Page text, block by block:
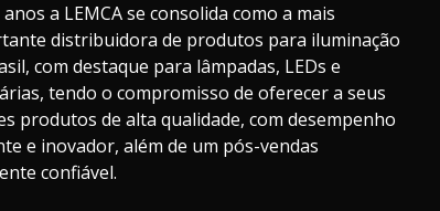
anos a LEMCA se consolida como a mais
distribuidora de produtos para iluminação
com destaque para lâmpadas, LEDs e
tendo o compromisso de oferecer a seus
produtos de alta qualidade, com desempenho
e inovador, além de um pós-vendas
confiável.